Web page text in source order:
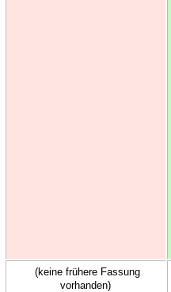
(keine frühere Fassung
vorhanden)